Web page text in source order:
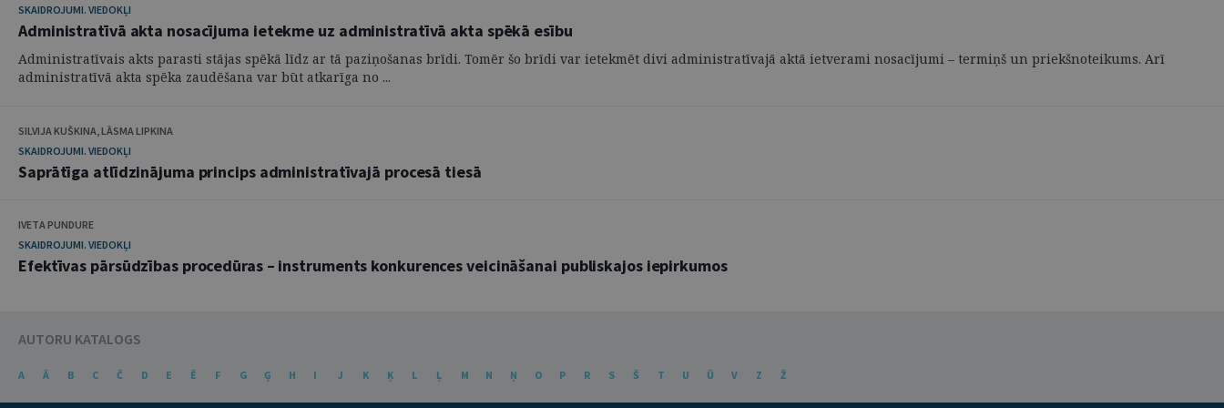
SKAIDROJUMI. VIEDOKĻI
Administratīvā akta nosacījuma ietekme uz administratīvā akta spēkā esību
Administratīvais akts parasti stājas spēkā līdz ar tā paziņošanas brīdi. Tomēr šo brīdi var ietekmēt divi administratīvajā aktā ietverami nosacījumi – termiņš un priekšnoteikums. Arī
administratīvā akta spēka zaudēšana var būt atkarīga no ...
SILVIJA KUŠKINA, LĀSMA LIPKINA
SKAIDROJUMI. VIEDOKĻI
Saprātīga atlīdzinājuma princips administratīvajā procesā tiesā
IVETA PUNDURE
SKAIDROJUMI. VIEDOKĻI
Efektīvas pārsūdzības procedūras – instruments konkurences veicināšanai publiskajos iepirkumos
AUTORU KATALOGS
A Ā B C Č D E Ē F G Ģ H I J K Ķ L Ļ M N Ņ O P R S Š T U Ū V Z Ž